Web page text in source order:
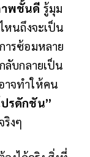
าพชั้นดี รู้มุม
หนถึงจะเป็น
ารซ้อมหลาย
ลับกลายเป็น
าจทำให้คน
ปรดักชัน”
ริงๆ